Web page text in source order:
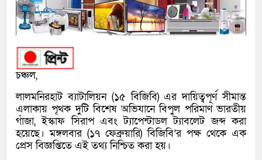
চঞ্চল,
লালমনিরহাট ব্যাটালিয়ন (১৫ বিজিবি) এর দায়িত্বপূর্ণ সীমান্ত
এলাকায় পৃথক দুটি বিশেষ অভিযানে বিপুল পরিমাণ ভারতীয়
গাঁজা, ইস্কাফ সিরাপ এবং ট্যাপেন্টাডল ট্যাবলেট জব্দ করা
হয়েছে। মঙ্গলবার (১৭ ফেব্রুয়ারি) বিজিবি’র পক্ষ থেকে এক
প্রেস বিজ্ঞপ্তিতে এই তথ্য নিশ্চিত করা হয়।